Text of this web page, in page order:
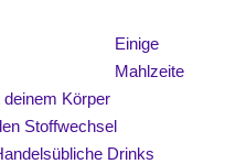
Einige
Mahlzeite
Körper
Stoffwechsel
Drinks